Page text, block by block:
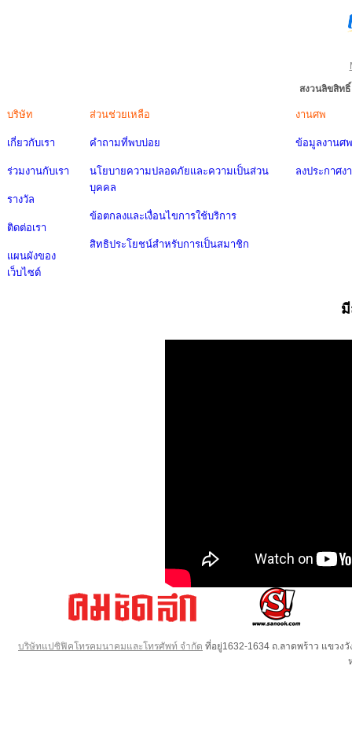
สงวนลิขสิท
บริษัท
เกี่ยวกับเรา
ร่วมงานกับเรา
รางวัล
ติดต่อเรา
แผนผังของ
เว็บไซต์
ส่วนช่วยเหลือ
คำถามที่พบบ่อย
นโยบายความปลอดภัยและความเป็นส่วน
บุคคล
ข้อตกลงและเงื่อนไขการใช้บริการ
สิทธิประโยชน์สำหรับการเป็นสมาชิก
งานศพ
ข้อมูลงานศพ
ลงประกาศง
บริษัทแปซิฟิคโทรคมนาคมและโทรศัพท์ จำกัด ที่อยู่1632-1634 ถ.ลาดพร้าว แขวง